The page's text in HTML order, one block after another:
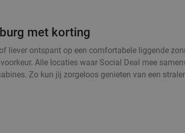
met korting
liever ontspant op een comfortabele liggende
Alle locaties waar Social Deal mee
Zo kun jij zorgeloos genieten van een